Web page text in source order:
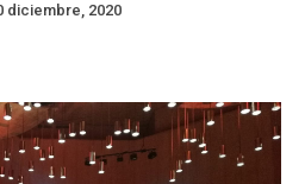
diciembre, 2020